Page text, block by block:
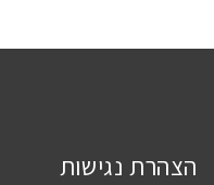
הצהרת נגישות